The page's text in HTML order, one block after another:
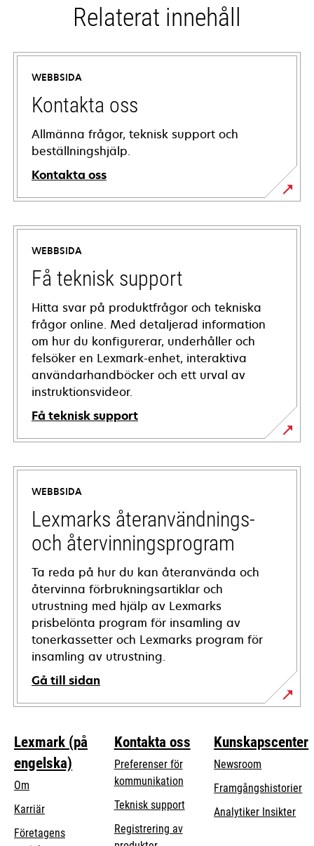
Relaterat innehåll
WEBBSIDA
Kontakta oss
Allmänna frågor, teknisk support och
beställningshjälp.
Kontakta oss
WEBBSIDA
Få teknisk support
Hitta svar på produktfrågor och tekniska
frågor online. Med detaljerad information
om hur du konfigurerar, underhåller och
felsöker en Lexmark-enhet, interaktiva
användarhandböcker och ett urval av
instruktionsvideor.
Få teknisk support
opens
in
new
tab
WEBBSIDA
Lexmarks återanvändnings-
och återvinningsprogram
Ta reda på hur du kan återanvända och
återvinna förbrukningsartiklar och
utrustning med hjälp av Lexmarks
prisbelönta program för insamling av
tonerkassetter och Lexmarks program för
insamling av utrustning.
Gå till sidan
Lexmark (på
engelska)
Om
Karriär
Företagens
Kontakta oss
Preferenser för
kommunikation
Teknisk supportopens
Registrering av
Kunskapscenter
Newsroom
Framgångshistorier
Analytiker Insikter